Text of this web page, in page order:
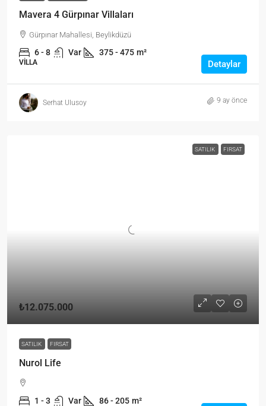
Mavera 4 Gürpınar Villaları
Gürpınar Mahallesi, Beylikdüzü
6 - 8 Var 375 - 475 m²
VILLA Detaylar
Serhat Ulusoy 9 ay önce
SATILIK FIRSAT
₺12.075.000
SATILIK FIRSAT
Nurol Life
1 - 3 Var 86 - 205 m²